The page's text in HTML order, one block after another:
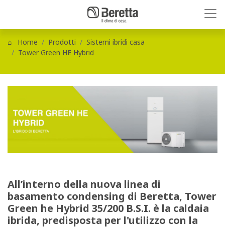
Home Prodotti
Sistemi ibridi casa
Tower Green HE Hybrid
All’interno della nuova linea di
basamento condensing di Beretta, Tower
Green he Hybrid 35/200 B.S.I. è la caldaia
ibrida, predisposta per l'utilizzo con la